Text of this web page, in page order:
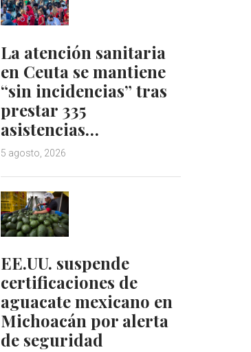
La atención sanitaria
en Ceuta se mantiene
“sin incidencias” tras
prestar 335
asistencias…
5 agosto, 2026
EE.UU. suspende
certificaciones de
aguacate mexicano en
Michoacán por alerta
de seguridad